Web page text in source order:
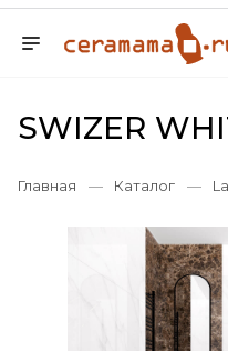
SWIZER
Главная — Каталог —